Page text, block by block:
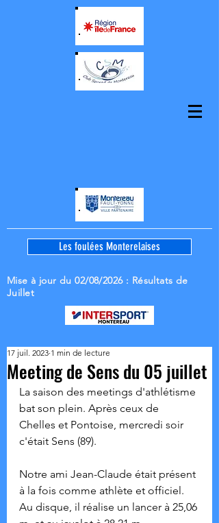
Les foulées Monterelaises
Mise à jour du 02/08/2026: Résultats de
Juillet
Meeting de Sens du 05 juillet
17 juil. 2023 1 min de lecture
La saison des meetings d'athlétisme
bat son plein. Après ceux de
Chelles et Pontoise, mercredi soir
c'était Sens (89).
Notre ami Jean-Claude était présent
à la fois comme athlète et officiel.
Au disque, il réalise un lancer à 25,06